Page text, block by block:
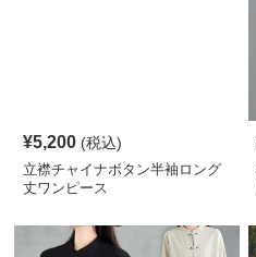
¥5,200 (税込)
立襟チャイナボタン半袖ロング
丈ワンピース